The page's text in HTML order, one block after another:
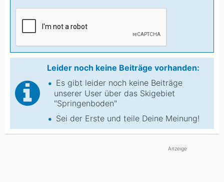
Leider noch keine Beiträge vorhanden:
Es gibt leider noch keine Beiträge
unserer User über das Skigebiet
"Springenboden"
Sei der Erste und teile Deine Meinung!
Anzeige